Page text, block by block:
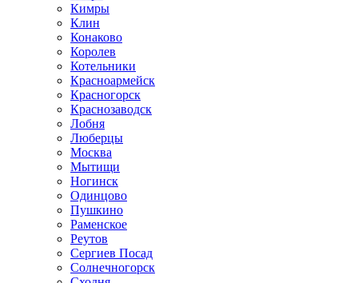
Кимры
Клин
Конаково
Королев
Котельники
Красноармейск
Красногорск
Краснозаводск
Лобня
Люберцы
Москва
Мытищи
Ногинск
Одинцово
Пушкино
Раменское
Реутов
Сергиев Посад
Солнечногорск